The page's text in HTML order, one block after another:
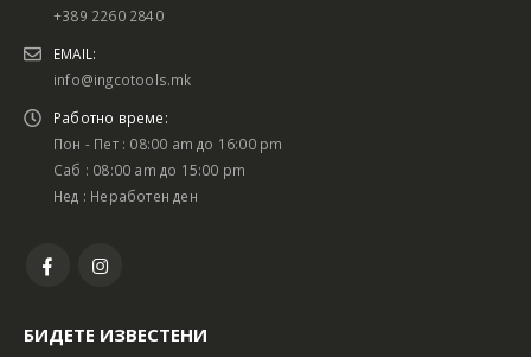
+389 2260 2840
EMAIL:
info@ingcotools.mk
Работно време:
Пон - Пет : 08:00 am до 16:00 pm
Саб : 08:00 am до 15:00 pm
Нед : Неработен ден
БИДЕТЕ ИЗВЕСТЕНИ